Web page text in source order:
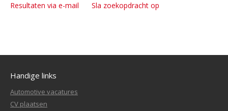
Resultaten via e-mail Sla zoekopdracht op
Handige links
Automotive vacatures
CV plaatsen